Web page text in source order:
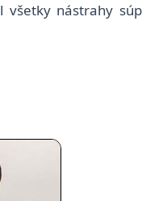
všetky nástrahy